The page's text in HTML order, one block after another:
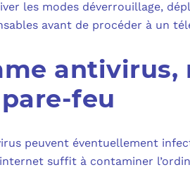
les modes déverrouillage,
avant de procéder à un
antivirus,
feu
peuvent éventuellement
suffit à contaminer